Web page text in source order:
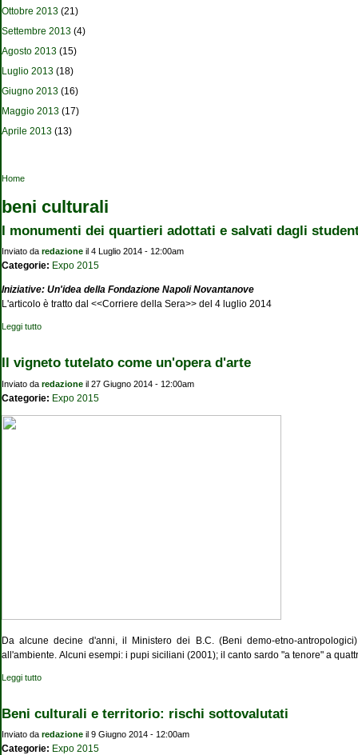
Ottobre 2013 (21)
Settembre 2013 (4)
Agosto 2013 (15)
Luglio 2013 (18)
Giugno 2013 (16)
Maggio 2013 (17)
Aprile 2013 (13)
Tu sei qui
Home
beni culturali
I monumenti dei quartieri adottati e salvati dagli
Inviato da redazione il 4 Luglio 2014 - 12:00am
Categorie: Expo 2015
Iniziative: Un'idea della Fondazione Napoli Novantanove
L'articolo è tratto dal <<Corriere della Sera>> del 4 luglio 2014
Leggi tutto
Il vigneto tutelato come un'opera d'arte
Inviato da redazione il 27 Giugno 2014 - 12:00am
Categorie: Expo 2015
Da alcune decine d'anni, il Ministero dei B.C. (Beni demo-etno-
all'ambiente. Alcuni esempi: i pupi siciliani (2001); il canto sardo "a tenore" a
Leggi tutto
Beni culturali e territorio: rischi sottovalutati
Inviato da redazione il 9 Giugno 2014 - 12:00am
Categorie: Expo 2015